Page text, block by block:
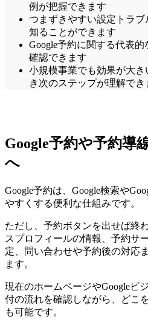
例が把握できます
つまずきやすい設定トラ
知ることができます
Google予約に関する代表
確認できます
小規模事業でも効果が大
き次のステップが理解でき
Google予約や予約導
へ
Google予約は、Google検索や
やすくする便利な仕組みです。
ただし、予約ボタンを出せば終
スプロフィールの情報、予約サ
定、問い合わせや予約後の対応
ます。
現在のホームページやGoogleビ
付の流れを確認しながら、どこ
も可能です。